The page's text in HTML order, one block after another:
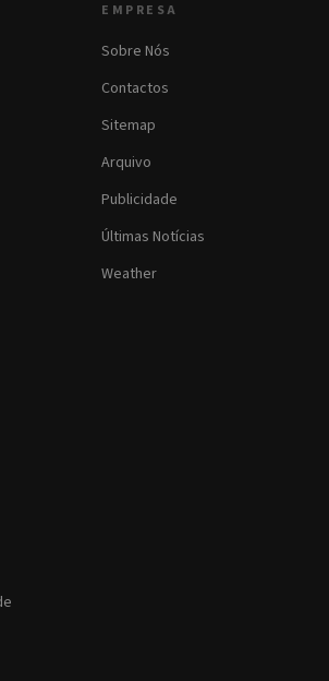
EMPRESA
Sobre Nós
Contactos
Sitemap
Arquivo
Publicidade
Últimas Notícias
Weather